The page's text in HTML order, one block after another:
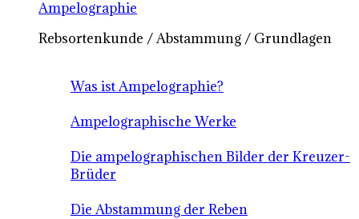
Ampelographie
Rebsortenkunde / Abstammung / Grundlagen
Was ist Ampelographie?
Ampelographische Werke
Die ampelographischen Bilder der Kreuzer-
Brüder
Die Abstammung der Reben